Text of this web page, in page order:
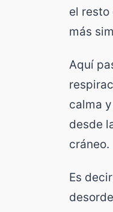
el resto
más
Aquí
calma
desde
cráneo.
Es